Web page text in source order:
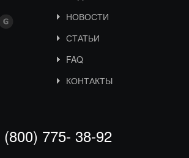
НОВОСТИ
СТАТЬИ
FAQ
КОНТАКТЫ
(800) 775- 38-92